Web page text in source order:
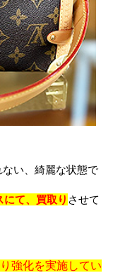
い、綺麗な状態で
て、買取り させて
強化を実施してい